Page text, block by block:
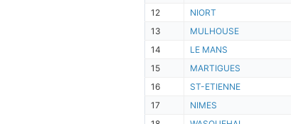
12
NIORT
13
MULHOUSE
14
LE MANS
15
MARTIGUES
16
ST-ETIENNE
17
NIMES